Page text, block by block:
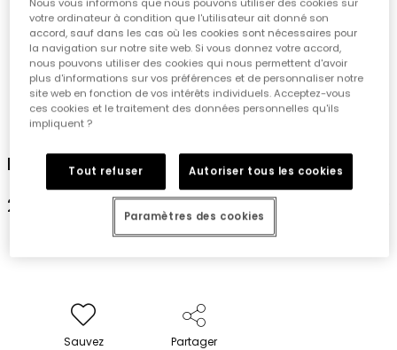
1 2 3 4 5
Pantalon en denim bleu pour garçon
22,95 €
Sauvez Partager
Nous vous informons que nous pouvons utiliser des cookies sur
votre ordinateur à condition que l'utilisateur ait donné son
accord, sauf dans les cas où les cookies sont nécessaires pour
la navigation sur notre site web. Si vous donnez votre accord,
nous pouvons utiliser des cookies qui nous permettent d'avoir
plus d'informations sur vos préférences et de personnaliser notre
site web en fonction de vos intérêts individuels. Acceptez-vous
ces cookies et le traitement des données personnelles qu'ils
impliquent ?
Tout refuser Autoriser tous les cookies
Paramètres des cookies